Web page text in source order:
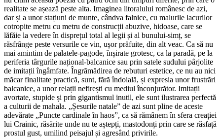
realitate se așează peste alta. Imaginea litoralului românesc de azi,
dar și a unor stațiuni de munte, cândva falnice, cu malurile lacurilor
cotropite metru cu metru de construcții abuzive, hidoase, care se
lăfăie la vedere în disprețul total al legii și al bunului-simț, se
răsfrânge peste versurile ce vin, ușor prăfuite, din alt veac. Ca să nu
mai amintim de palatele-pagode, înșirate grotesc, ca la paradă, pe la
periferia târgurile național-balcanice sau prin satele sudului pârjolite
de imitații îngâmfate. Îngrămădirea de rebuturi estetice, ce nu au nici
măcar finalitate practică, sunt, fără îndoială, și expresia unor frustrări
balcanice, a unor relații nefirești cu mediul înconjurător. Imitații
avortate, stupide și prin gigantismul inutil, ele sunt ilustrarea perfectă
a culturii de mahala. „Șesurile natale” de azi sunt pline de aceste
adevărate „Puncte cardinale în haos”, ca să rămânem în sfera creației
lui Crainic, răsărite unde nu te aștepți, mastodonți prin care se răsfață
prostul gust, umilind peisajul și agresând privirile.